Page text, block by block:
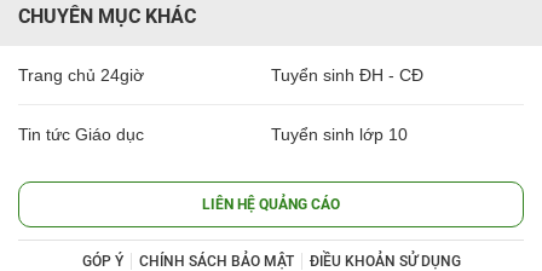
CHUYÊN MỤC KHÁC
Trang chủ 24giờ Tuyển sinh ĐH - CĐ
Tin tức Giáo dục Tuyển sinh lớp 10
LIÊN HỆ QUẢNG CÁO
GÓP Ý CHÍNH SÁCH BẢO MẬT ĐIỀU KHOẢN SỬ DỤNG